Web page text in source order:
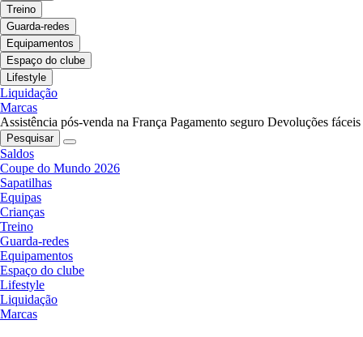
Treino
Guarda-redes
Equipamentos
Espaço do clube
Lifestyle
Liquidação
Marcas
Assistência pós-venda na França Pagamento seguro Devoluções fáceis
Pesquisar
Saldos
Coupe do Mundo 2026
Sapatilhas
Equipas
Crianças
Treino
Guarda-redes
Equipamentos
Espaço do clube
Lifestyle
Liquidação
Marcas